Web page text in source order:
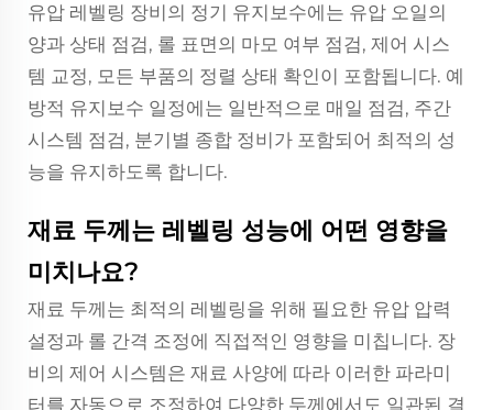
유압 레벨링 장비의 정기 유지보수에는 유압 오일의
양과 상태 점검, 롤 표면의 마모 여부 점검, 제어 시스
템 교정, 모든 부품의 정렬 상태 확인이 포함됩니다. 예
방적 유지보수 일정에는 일반적으로 매일 점검, 주간
시스템 점검, 분기별 종합 정비가 포함되어 최적의 성
능을 유지하도록 합니다.
재료 두께는 레벨링 성능에 어떤 영향을
미치나요?
재료 두께는 최적의 레벨링을 위해 필요한 유압 압력
설정과 롤 간격 조정에 직접적인 영향을 미칩니다. 장
비의 제어 시스템은 재료 사양에 따라 이러한 파라미
터를 자동으로 조정하여 다양한 두께에서도 일관된 결